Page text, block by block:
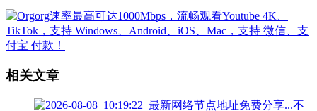
相关文章